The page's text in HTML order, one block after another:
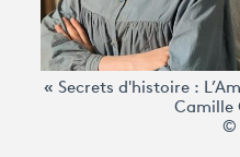
« Secrets d'histoire :
Camille
©